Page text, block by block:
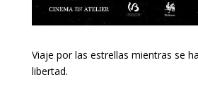
Viaje por las estrellas mientras se
libertad.